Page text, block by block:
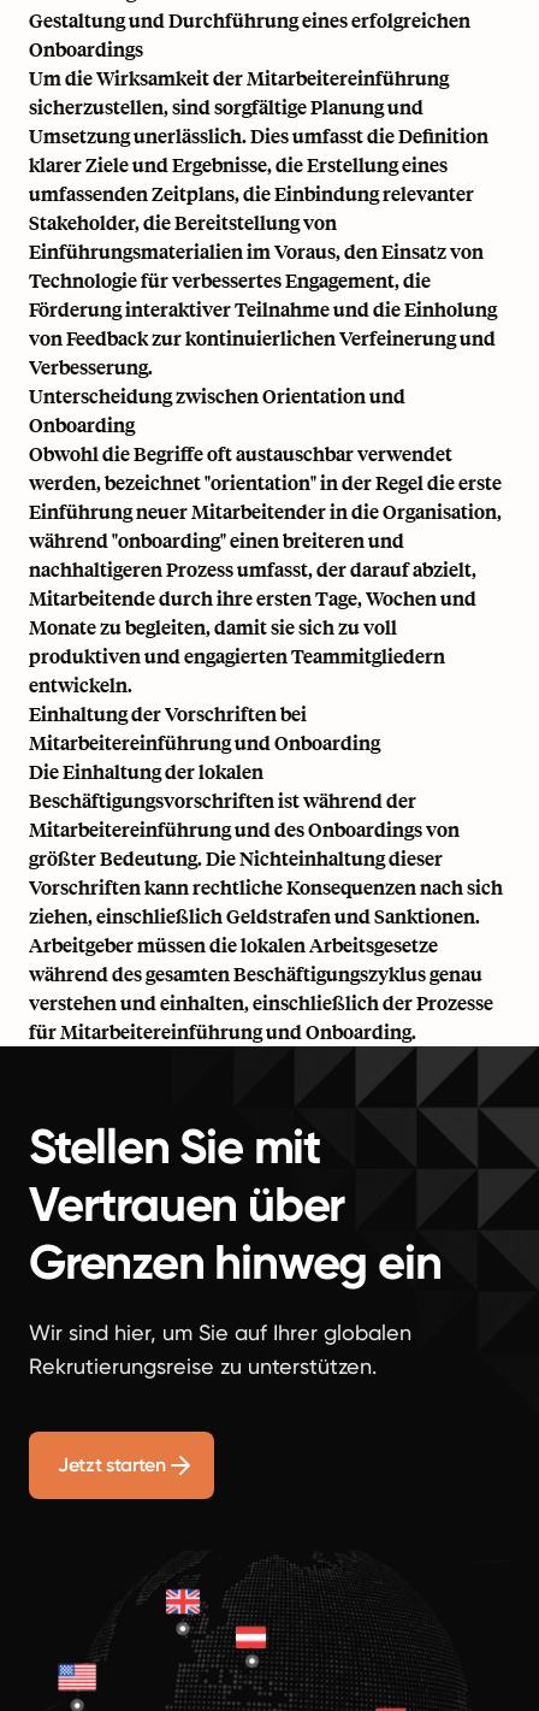
Gestaltung und Durchführung eines erfolgreichen
Onboardings
Um die Wirksamkeit der Mitarbeitereinführung
sicherzustellen, sind sorgfältige Planung und
Umsetzung unerlässlich. Dies umfasst die Definition
klarer Ziele und Ergebnisse, die Erstellung eines
umfassenden Zeitplans, die Einbindung relevanter
Stakeholder, die Bereitstellung von
Einführungsmaterialien im Voraus, den Einsatz von
Technologie für verbessertes Engagement, die
Förderung interaktiver Teilnahme und die Einholung
von Feedback zur kontinuierlichen Verfeinerung und
Verbesserung.
Unterscheidung zwischen Orientation und
Onboarding
Obwohl die Begriffe oft austauschbar verwendet
werden, bezeichnet "orientation" in der Regel die erste
Einführung neuer Mitarbeitender in die Organisation,
während "onboarding" einen breiteren und
nachhaltigeren Prozess umfasst, der darauf abzielt,
Mitarbeitende durch ihre ersten Tage, Wochen und
Monate zu begleiten, damit sie sich zu voll
produktiven und engagierten Teammitgliedern
entwickeln.
Einhaltung der Vorschriften bei
Mitarbeitereinführung und Onboarding
Die Einhaltung der lokalen
Beschäftigungsvorschriften ist während der
Mitarbeitereinführung und des Onboardings von
größter Bedeutung. Die Nichteinhaltung dieser
Vorschriften kann rechtliche Konsequenzen nach sich
ziehen, einschließlich Geldstrafen und Sanktionen.
Arbeitgeber müssen die lokalen Arbeitsgesetze
während des gesamten Beschäftigungszyklus genau
verstehen und einhalten, einschließlich der Prozesse
für Mitarbeitereinführung und Onboarding.
Stellen Sie mit
Vertrauen über
Grenzen hinweg ein
Wir sind hier, um Sie auf Ihrer globalen
Rekrutierungsreise zu unterstützen.
Jetzt starten